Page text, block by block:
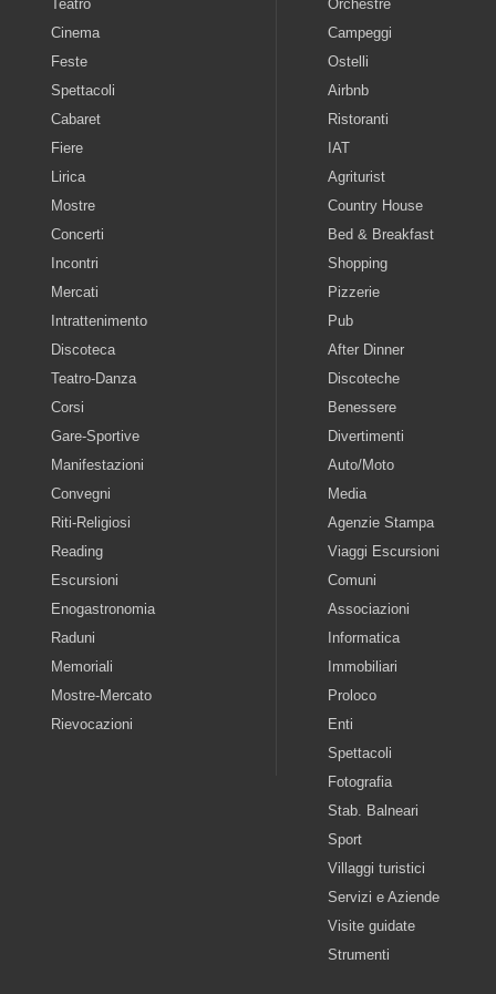
Teatro
Cinema
Feste
Spettacoli
Cabaret
Fiere
Lirica
Mostre
Concerti
Incontri
Mercati
Intrattenimento
Discoteca
Teatro-Danza
Corsi
Gare-Sportive
Manifestazioni
Convegni
Riti-Religiosi
Reading
Escursioni
Enogastronomia
Raduni
Memoriali
Mostre-Mercato
Rievocazioni
Orchestre
Campeggi
Ostelli
Airbnb
Ristoranti
IAT
Agriturist
Country House
Bed & Breakfast
Shopping
Pizzerie
Pub
After Dinner
Discoteche
Benessere
Divertimenti
Auto/Moto
Media
Agenzie Stampa
Viaggi Escursioni
Comuni
Associazioni
Informatica
Immobiliari
Proloco
Enti
Spettacoli
Fotografia
Stab. Balneari
Sport
Villaggi turistici
Servizi e Aziende
Visite guidate
Strumenti